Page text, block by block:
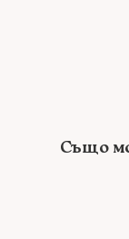
Също